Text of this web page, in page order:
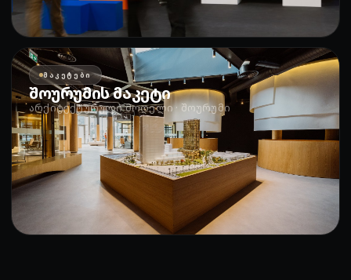
ᲛᲐᲙᲔᲢᲔᲑᲘ
შოურუმის მაკეტი
არქიტექტურული მოდელი · შოურუმი